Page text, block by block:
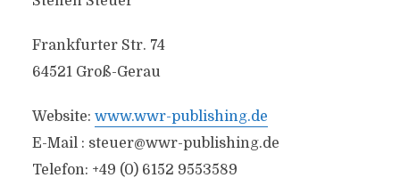
Frankfurter Str. 74
64521 Groß-Gerau
Website: www.wwr-publishing.de
E-Mail : steuer@wwr-publishing.de
Telefon: +49 (0) 6152 9553589